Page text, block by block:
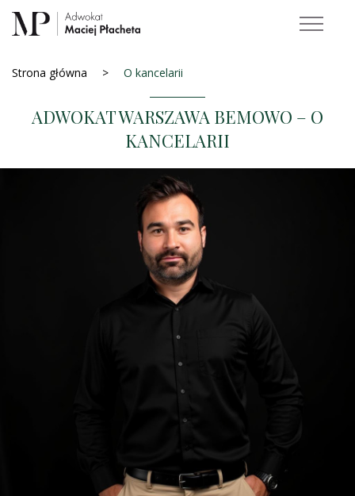
Strona główna O kancelarii
ADWOKAT WARSZAWA BEMOWO – O
KANCELARII